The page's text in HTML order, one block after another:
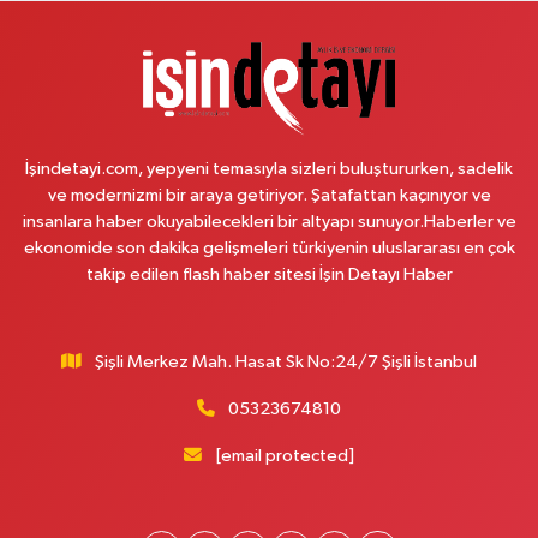
Lotuslar Binası
Yol Tarifi Al
Çemberlitaş Eczanesi
Binbirdirek Mahallesi Peykane Caddesi 25 A
0 (212) 590 90 09 Yol Tarifi Al
Naciye Eczanesi
Esentepe Mahallesi 2388. Sokak 8 A 38 NOLU ASM YANI - ESENTEPE
MERKEZ CAMİNİN ORDAKİ GÜVEN KASABIN KARŞI SOKAĞINDA
Mehmet Nesih Özmen Mahallesi Zeki Sokak No:28 A MEVLANA FIRININ
Burak Eczanesi
İşindetayi.com, yepyeni temasıyla sizleri buluştururken, sadelik
ve modernizmi bir araya getiriyor. Şatafattan kaçınıyor ve
insanlara haber okuyabilecekleri bir altyapı sunuyor.Haberler ve
ekonomide son dakika gelişmeleri türkiyenin uluslararası en çok
takip edilen flash haber sitesi İşin Detayı Haber
Şişli Merkez Mah. Hasat Sk No:24/7 Şişli İstanbul
05323674810
[email protected]